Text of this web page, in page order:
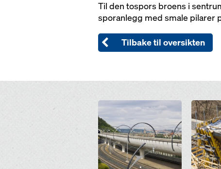
Til den tospors broens i
sporanlegg med smale pilarer
Tilbake til oversikten
Open Open